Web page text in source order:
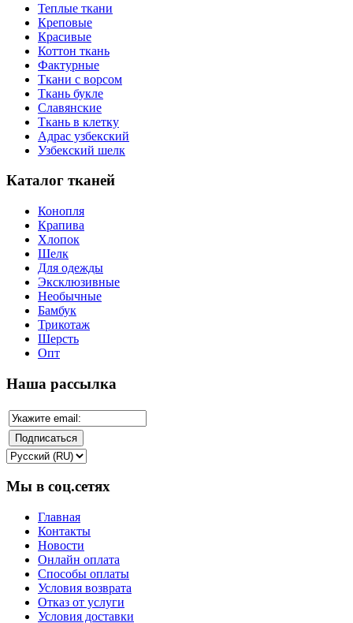
Теплые ткани
Креповые
Красивые
Коттон ткань
Фактурные
Ткани с ворсом
Ткань букле
Славянские
Ткань в клетку
Адрас узбекский
Узбекский шелк
Каталог тканей
Конопля
Крапива
Хлопок
Шелк
Для одежды
Эксклюзивные
Необычные
Бамбук
Трикотаж
Шерсть
Опт
Наша рассылка
Мы в соц.сетях
Главная
Контакты
Новости
Онлайн оплата
Способы оплаты
Условия возврата
Отказ от услуги
Условия доставки